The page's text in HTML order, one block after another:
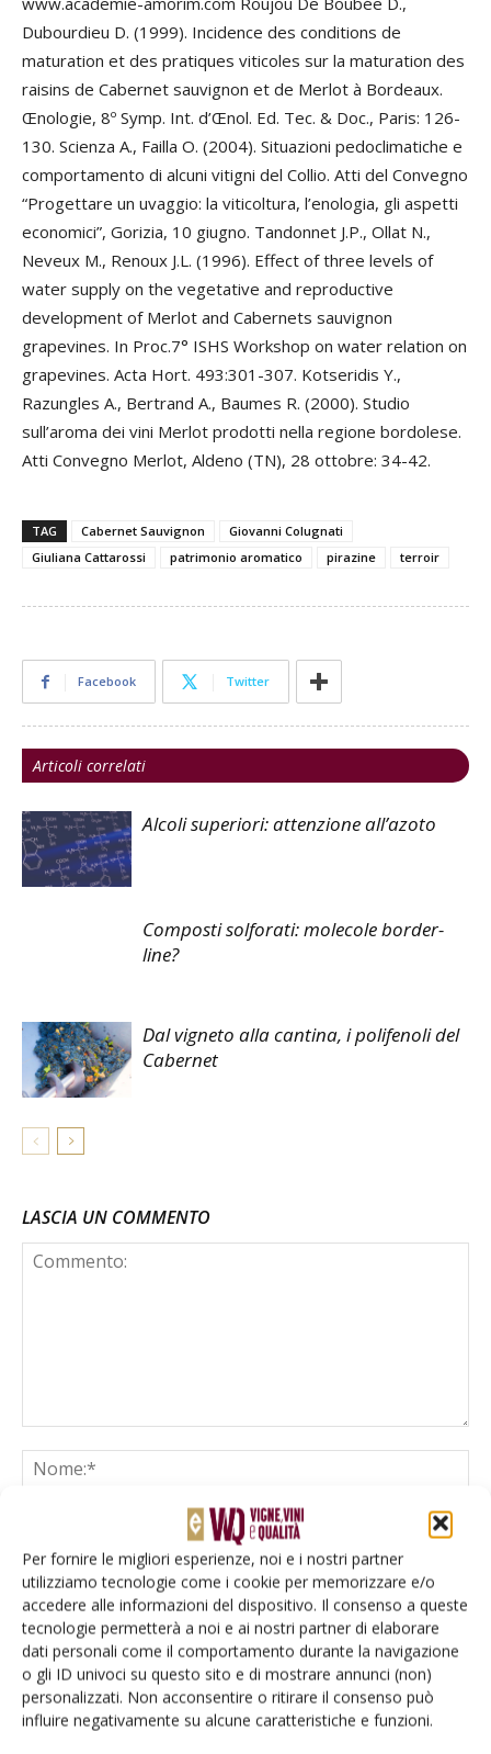
Per fornire le migliori esperienze, noi e i nostri partner
utilizziamo tecnologie come i cookie per memorizzare e/o
accedere alle informazioni del dispositivo. Il consenso a queste
tecnologie permetterà a noi e ai nostri partner di elaborare
dati personali come il comportamento durante la navigazione
o gli ID univoci su questo sito e di mostrare annunci (non)
personalizzati. Non acconsentire o ritirare il consenso può
influire negativamente su alcune caratteristiche e funzioni.
Dubourdieu D. (1999). Incidence des conditions de
maturation et des pratiques viticoles sur la maturation des
raisins de Cabernet sauvignon et de Merlot à Bordeaux.
Œnologie, 8º Symp. Int. d’Œnol. Ed. Tec. & Doc., Paris: 126-
130. Scienza A., Failla O. (2004). Situazioni pedoclimatiche e
comportamento di alcuni vitigni del Collio. Atti del Convegno
“Progettare un uvaggio: la viticoltura, l’enologia, gli aspetti
economici”, Gorizia, 10 giugno. Tandonnet J.P., Ollat N.,
Neveux M., Renoux J.L. (1996). Effect of three levels of
water supply on the vegetative and reproductive
development of Merlot and Cabernets sauvignon
grapevines. In Proc.7° ISHS Workshop on water relation on
grapevines. Acta Hort. 493:301-307. Kotseridis Y.,
Razungles A., Bertrand A., Baumes R. (2000). Studio
sull’aroma dei vini Merlot prodotti nella regione bordolese.
Atti Convegno Merlot, Aldeno (TN), 28 ottobre: 34-42.
TAG Cabernet Sauvignon
Giovanni Colugnati
Giuliana Cattarossi
patrimonio aromatico pirazine terroir
Facebook Twitter
Articoli correlati
Alcoli superiori: attenzione all’azoto
Composti solforati: molecole border-
line?
Dal vigneto alla cantina, i polifenoli del
Cabernet
LASCIA UN COMMENTO
Salva il mio nome, email e sito web in questo browser per la
prossima volta che commento.